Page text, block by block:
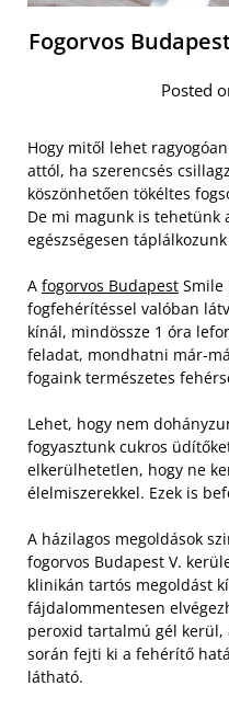
Fogorvos
Posted
Hogy mitől lehet
attól, ha szerencsés
köszönhetően tökéltes
De mi magunk is tehetünk
egészségesen
A fogorvos Budapest Smile
fogfehérítéssel valóban
kínál, mindössze 1 óra
feladat, mondhatni már-
fogaink természetes
Lehet, hogy nem
fogyasztunk cukros
elkerülhetetlen, hogy ne
élelmiszerekkel. Ezek is
A házilagos megoldások
fogorvos Budapest V.
klinikán tartós megoldást
fájdalommentesen
peroxid tartalmú gél kerül,
során fejti ki a fehérítő
látható.